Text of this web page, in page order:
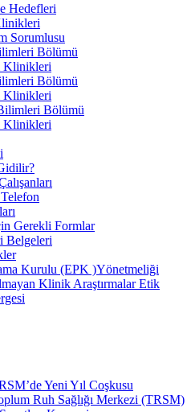
Hedefleri
Sorumlusu
Bölümü
Klinikleri
Bölümü
Klinikleri
Bölümü
Klinikleri
Gerekli Formlar
Belgeleri
Kurulu (EPK )Yönetmeliği
Klinik Araştırmalar Etik
Yeni Yıl Coşkusu
Ruh Sağlığı Merkezi (TRSM)